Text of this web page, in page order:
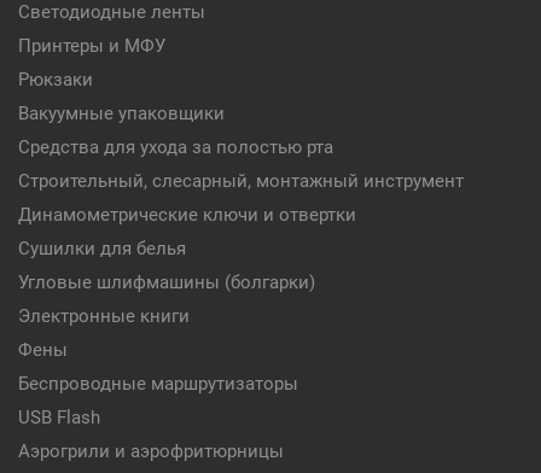
Светодиодные ленты
Принтеры и МФУ
Рюкзаки
Вакуумные упаковщики
Средства для ухода за полостью рта
Строительный, слесарный, монтажный инструмент
Динамометрические ключи и отвертки
Сушилки для белья
Угловые шлифмашины (болгарки)
Электронные книги
Фены
Беспроводные маршрутизаторы
USB Flash
Аэрогрили и аэрофритюрницы